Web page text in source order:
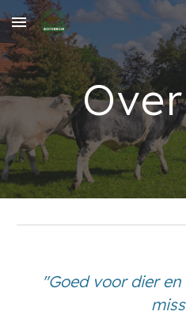
Skip to main content
"Goed voor dier